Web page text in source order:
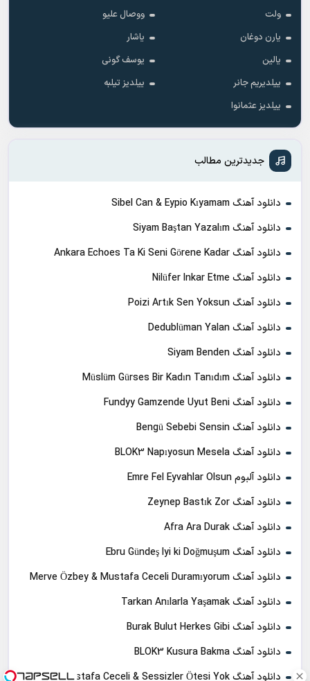
ولت
ووصال علیو
یارن دوغان
یاشار
یالین
یوسف گونی
ییلدیریم جانر
ییلدیز تیلبه
ییلدیز عثمانوا
جدیدترین مطالب
دانلود آهنگ Sibel Can & Eypio Kıyamam
دانلود آهنگ Siyam Baştan Yazalım
دانلود آهنگ Ankara Echoes Ta Ki Seni Görene Kadar
دانلود آهنگ Nilüfer Inkar Etme
دانلود آهنگ Poizi Artık Sen Yoksun
دانلود آهنگ Dedublüman Yalan
دانلود آهنگ Siyam Benden
دانلود آهنگ Müslüm Gürses Bir Kadın Tanıdım
دانلود آهنگ Fundyy Gamzende Uyut Beni
دانلود آهنگ Bengü Sebebi Sensin
دانلود آهنگ BLOK3 Napıyosun Mesela
دانلود آلبوم Emre Fel Eyvahlar Olsun
دانلود آهنگ Zeynep Bastık Zor
دانلود آهنگ Afra Ara Durak
دانلود آهنگ Ebru Gündeş Iyi ki Doğmuşum
دانلود آهنگ Merve Özbey & Mustafa Ceceli Duramıyorum
دانلود آهنگ Tarkan Anılarla Yaşamak
دانلود آهنگ Burak Bulut Herkes Gibi
دانلود آهنگ BLOK3 Kusura Bakma
دانلود آهنگ Mustafa Ceceli & Sessizler Ötesi Yok